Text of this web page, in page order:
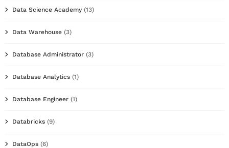
Data Science Academy (13)
Data Warehouse (3)
Database Administrator (3)
Database Analytics (1)
Database Engineer (1)
Databricks (9)
DataOps (6)